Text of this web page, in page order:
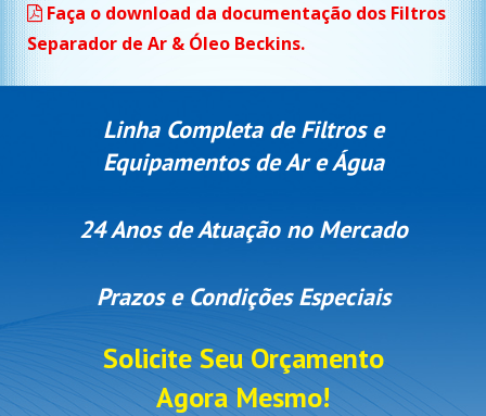
Faça o download da documentação dos Filtros
Separador de Ar & Óleo Beckins.
Linha Completa de Filtros e
Equipamentos de Ar e Água
24 Anos de Atuação no Mercado
Prazos e Condições Especiais
Solicite Seu Orçamento
Agora Mesmo!